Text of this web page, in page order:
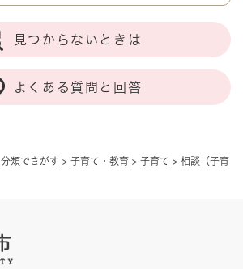
分類でさがす > 子育て・教育 > 子育て > 相談（子育
見つからないときは
よくある質問と回答